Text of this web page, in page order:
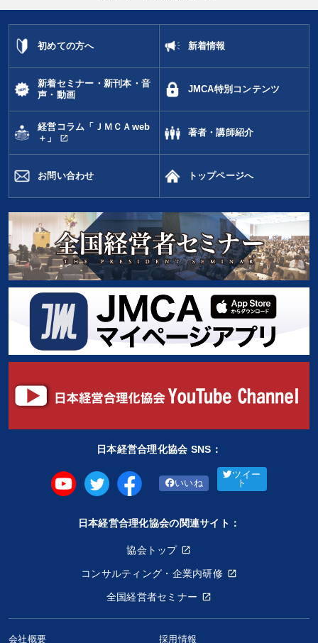
初めての方へ 新着情報
新着セミナー・新刊本・音
声・動画
JMCA特別コンテンツ
経営コラム「ＪＭＣＡweb
＋」
open_in_new
著者・講師紹介
お問い合わせ トップページへ
日本経営合理化協会 SNS：
いいね
ツイー
ト
日本経営合理化協会の関連サイト：
協会トップ
コンサルティング・企業内研修
全国経営者セミナー
会社概要 採用情報